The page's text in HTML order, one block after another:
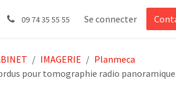
09 74 35 55 55 Se connecter
IMAGERIE
Planmeca
pour tomographie radio